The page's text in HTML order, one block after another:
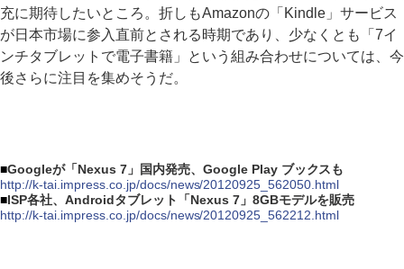
充に期待したいところ。折しもAmazonの「Kindle」サービス
が日本市場に参入直前とされる時期であり、少なくとも「7イ
ンチタブレットで電子書籍」という組み合わせについては、今
後さらに注目を集めそうだ。
■Googleが「Nexus 7」国内発売、Google Play ブックスも
http://k-tai.impress.co.jp/docs/news/20120925_562050.html
■ISP各社、Androidタブレット「Nexus 7」8GBモデルを販売
http://k-tai.impress.co.jp/docs/news/20120925_562212.html